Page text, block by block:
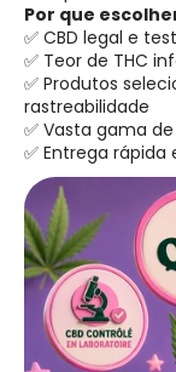
Por que
✅ CBD legal e
✅ Teor de THC
✅ Produtos
rastreabilidade
✅ Vasta gama
✅ Entrega